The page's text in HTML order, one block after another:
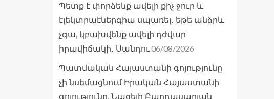
Պետք է փորձենք ավելի քիչ ջուր և
էլեկտրաէներգիա սպառել․ եթե անձրև
չգա, կբախվենք ավելի դժվար
իրավիճակի․ Սանդու06/08/2026
Պատմական Հայաստանի գոյությունը
չի նսեմացնում Իրական Հայաստանի
գոյությունը. Նազելի Բաղդասարյան